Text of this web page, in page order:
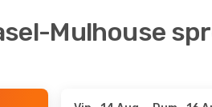
Mulhouse